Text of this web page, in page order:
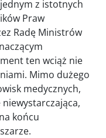
z istotnych
Praw
Radę Ministrów
ten wciąż nie
Mimo dużego
medycznych,
końcu